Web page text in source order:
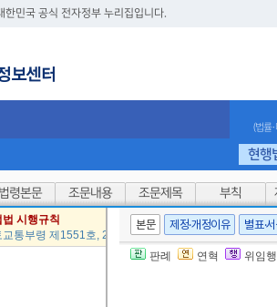
한민국 공식 전자정부 누리집입니다.
(법률
현행
법령본문 조문내용 조문제목 부칙
시행규칙
교통부령 제1551호, 2025. 12. 29., 일부개정]
본문 제정·개정이유 별표·
판례 연혁 위임